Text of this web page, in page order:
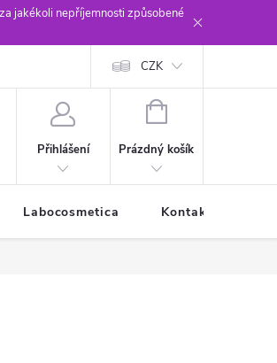
jakékoli nepříjemnosti způsobené
CZK
Přihlášení
NÁKUPNÍ
Prázdný košík
Labocosmetica Kontakty